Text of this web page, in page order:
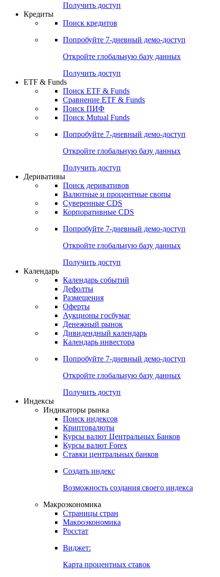
Получить доступ
Кредиты
Поиск кредитов
Попробуйте 7-дневный демо-доступ
Откройте глобальную базу данных
Получить доступ
ETF & Funds
Поиск ETF & Funds
Сравнение ETF & Funds
Поиск ПИФ
Поиск Mutual Funds
Попробуйте 7-дневный демо-доступ
Откройте глобальную базу данных
Получить доступ
Деривативы
Поиск деривативов
Валютные и процентные свопы
Суверенные CDS
Корпоративные CDS
Попробуйте 7-дневный демо-доступ
Откройте глобальную базу данных
Получить доступ
Календарь
Календарь событий
Дефолты
Размещения
Оферты
Аукционы госбумаг
Денежный рынок
Дивидендный календарь
Календарь инвестора
Попробуйте 7-дневный демо-доступ
Откройте глобальную базу данных
Получить доступ
Индексы
Индикаторы рынка
Поиск индексов
Криптовалюты
Курсы валют Центральных Банков
Курсы валют Forex
Ставки центральных банков
Создать индекс
Возможность создания своего индекса
Макроэкономика
Страницы стран
Макроэкономика
Росстат
Виджет:
Карта процентных ставок